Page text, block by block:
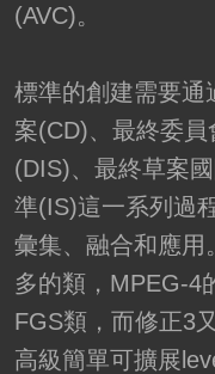
(AVC)。
標準的創建需要通
案(CD)、最終委
(DIS)、最終草案
準(IS)這一系列過
彙集、融合和應用
多的類，MPEG-4
FGS類，而修正3
高級簡單可擴展